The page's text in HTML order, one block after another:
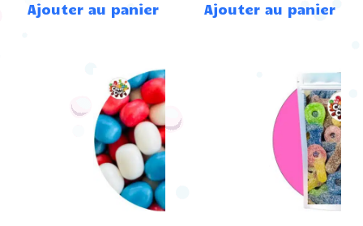
Ajouter au panier Ajouter au panier